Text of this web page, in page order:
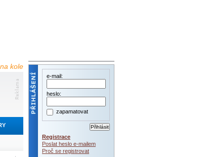
kole
e-mail:
heslo:
zapamatovat
Registrace
Poslat heslo e-mailem
Proč se registrovat